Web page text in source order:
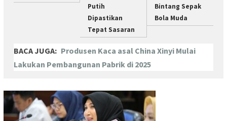
Putih
Dipastikan
Tepat Sasaran
Bintang Sepak
Bola Muda
BACA JUGA: Produsen Kaca asal China Xinyi Mulai
Lakukan Pembangunan Pabrik di 2025